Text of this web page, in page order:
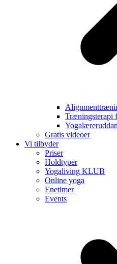
Træningsterapi
Gratis videoer
Vi tilbyder
Priser
Holdtyper
Yogaliving KLUB
Online yoga
Enetimer
Events